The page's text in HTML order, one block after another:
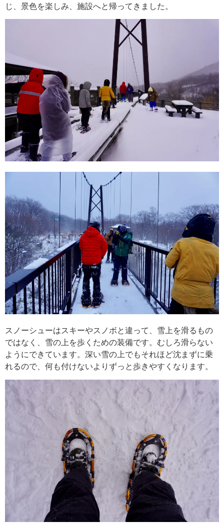
じ、景色を楽しみ、施設へと帰ってきました。
スノーシューはスキーやスノボと違って、雪上を滑るもの
ではなく、雪の上を歩くための装備です。むしろ滑らない
ようにできています。深い雪の上でもそれほど沈まずに乗
れるので、何も付けないよりずっと歩きやすくなります。